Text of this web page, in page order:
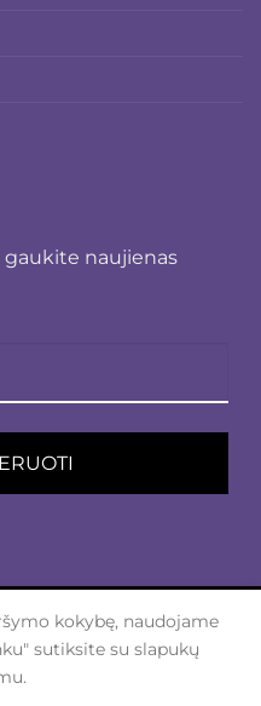
gaukite naujienas
MasterCard
Sepa
Visa
Electron
kokybę, naudojame
sutiksite su slapukų